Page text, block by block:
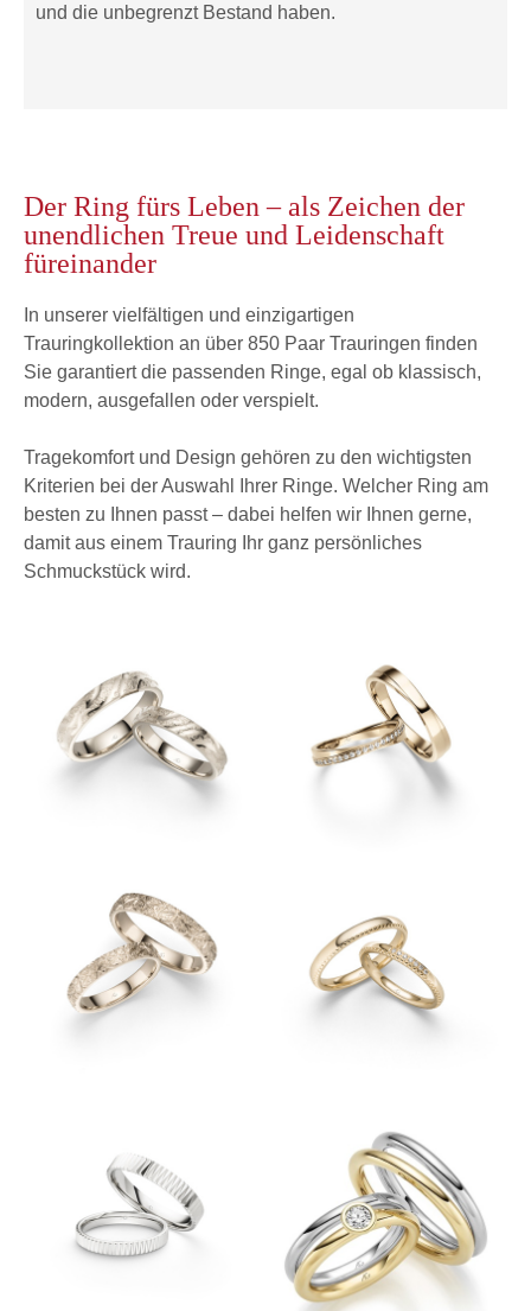
und die unbegrenzt Bestand haben.
Der Ring fürs Leben – als Zeichen der
unendlichen Treue und Leidenschaft
füreinander
In unserer vielfältigen und einzigartigen
Trauringkollektion an über 850 Paar Trauringen finden
Sie garantiert die passenden Ringe, egal ob klassisch,
modern, ausgefallen oder verspielt.
Tragekomfort und Design gehören zu den wichtigsten
Kriterien bei der Auswahl Ihrer Ringe. Welcher Ring am
besten zu Ihnen passt – dabei helfen wir Ihnen gerne,
damit aus einem Trauring Ihr ganz persönliches
Schmuckstück wird.